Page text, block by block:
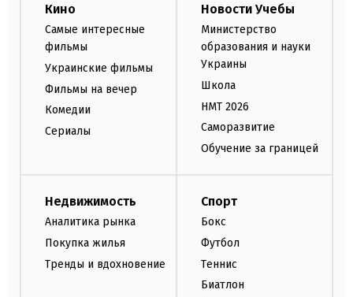
Кино
Самые интересные
фильмы
Украинские фильмы
Фильмы на вечер
Комедии
Сериалы
Новости Учебы
Министерство
образования и науки
Украины
Школа
НМТ 2026
Саморазвитие
Обучение за границей
Недвижимость
Аналитика рынка
Покупка жилья
Тренды и вдохновение
Спорт
Бокс
Футбол
Теннис
Биатлон